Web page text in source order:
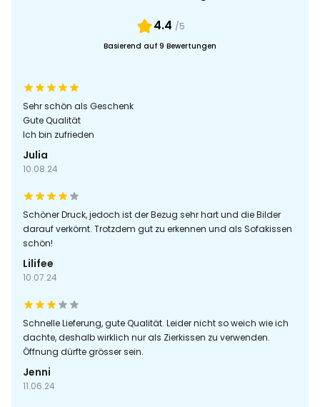
4.4 /5
Basierend auf 9 Bewertungen
Sehr schön als Geschenk
Gute Qualität
Ich bin zufrieden
Julia
10.08.24
Schöner Druck, jedoch ist der Bezug sehr hart und die Bilder
darauf verkörnt. Trotzdem gut zu erkennen und als Sofakissen
schön!
Lilifee
10.07.24
Schnelle Lieferung, gute Qualität. Leider nicht so weich wie ich
dachte, deshalb wirklich nur als Zierkissen zu verwenden.
Öffnung dürfte grösser sein.
Jenni
11.06.24